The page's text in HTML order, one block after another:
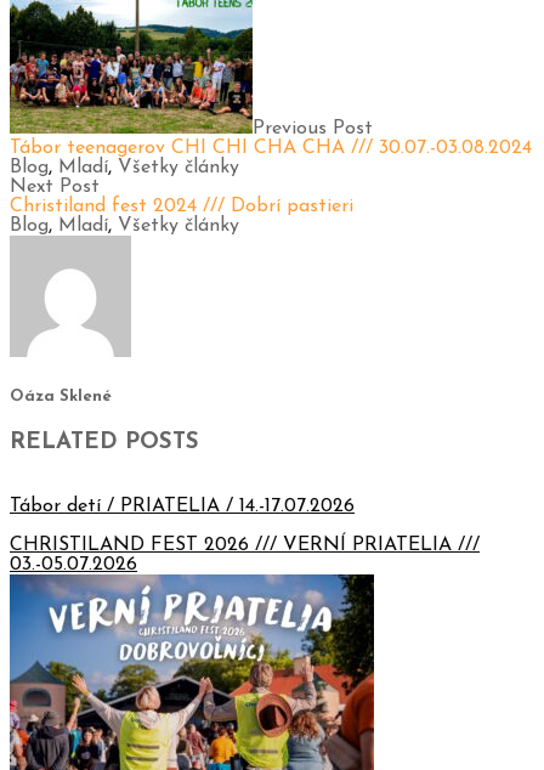
Previous Post
Tábor teenagerov CHI CHI CHA CHA /// 30.07.-03.08.2024
Blog, Mladí, Všetky články
Next Post
Christiland fest 2024 /// Dobrí pastieri
Blog, Mladí, Všetky články
Oáza Sklené
RELATED POSTS
Tábor detí / PRIATELIA / 14.-17.07.2026
CHRISTILAND FEST 2026 /// VERNÍ PRIATELIA ///
03.-05.07.2026